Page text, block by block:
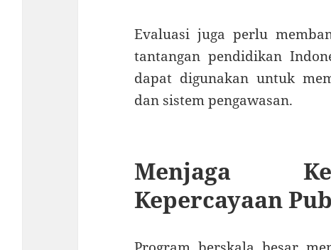
Evaluasi juga perlu
tantangan pendidikan
dapat digunakan untuk
dan sistem pengawasan.
Menjaga
Kepercayaan